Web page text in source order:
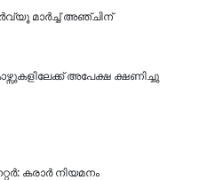
മാര്‍ച്ച് അഞ്ചിന്
അപേക്ഷ ക്ഷണിച്ചു
കരാര്‍ നിയമനം